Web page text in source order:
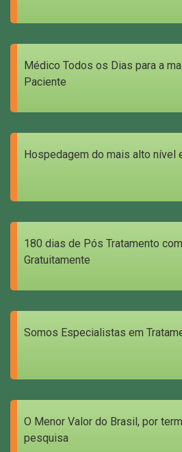
Médico Todos os Dias para a
Paciente
Hospedagem do mais alto nível
180 dias de Pós Tratamento
Gratuitamente
Somos Especialistas em
O Menor Valor do Brasil, por
pesquisa